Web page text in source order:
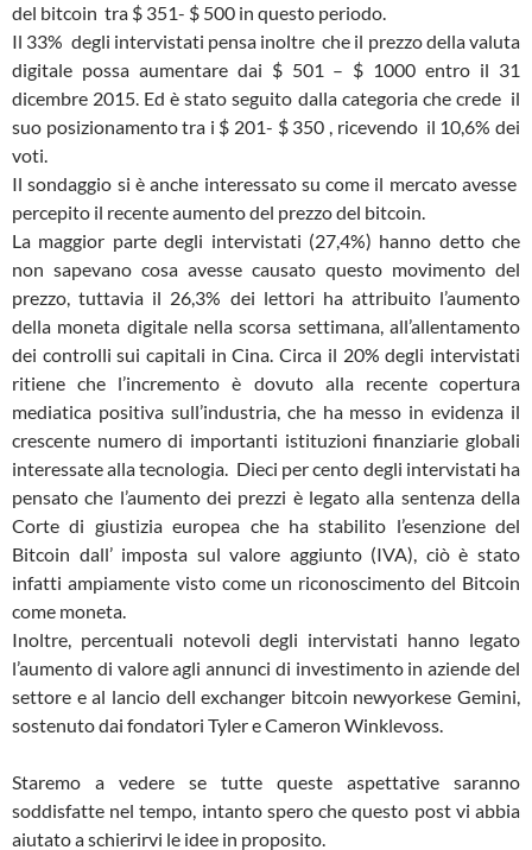
del bitcoin tra $ 351- $ 500 in questo periodo.
Il 33% degli intervistati pensa inoltre che il prezzo della valuta
digitale possa aumentare dai $ 501 – $ 1000 entro il 31
dicembre 2015. Ed è stato seguito dalla categoria che crede il
suo posizionamento tra i $ 201- $ 350 , ricevendo il 10,6% dei
voti.
Il sondaggio si è anche interessato su come il mercato avesse
percepito il recente aumento del prezzo del bitcoin.
La maggior parte degli intervistati (27,4%) hanno detto che
non sapevano cosa avesse causato questo movimento del
prezzo, tuttavia il 26,3% dei lettori ha attribuito l’aumento
della moneta digitale nella scorsa settimana, all’allentamento
dei controlli sui capitali in Cina. Circa il 20% degli intervistati
ritiene che l’incremento è dovuto alla recente copertura
mediatica positiva sull’industria, che ha messo in evidenza il
crescente numero di importanti istituzioni finanziarie globali
interessate alla tecnologia. Dieci per cento degli intervistati ha
pensato che l’aumento dei prezzi è legato alla sentenza della
Corte di giustizia europea che ha stabilito l’esenzione del
Bitcoin dall’ imposta sul valore aggiunto (IVA), ciò è stato
infatti ampiamente visto come un riconoscimento del Bitcoin
come moneta.
Inoltre, percentuali notevoli degli intervistati hanno legato
l’aumento di valore agli annunci di investimento in aziende del
settore e al lancio dell exchanger bitcoin newyorkese Gemini,
sostenuto dai fondatori Tyler e Cameron Winklevoss.
Staremo a vedere se tutte queste aspettative saranno
soddisfatte nel tempo, intanto spero che questo post vi abbia
aiutato a schierirvi le idee in proposito.